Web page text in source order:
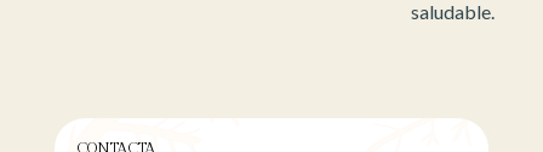
saludable.
CONTACTA